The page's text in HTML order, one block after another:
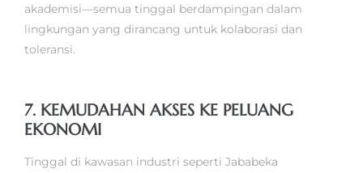
akademisi—semua tinggal berdampingan dalam
lingkungan yang dirancang untuk kolaborasi dan
toleransi.
7. KEMUDAHAN AKSES KE PELUANG
EKONOMI
Tinggal di kawasan industri seperti Jababeka